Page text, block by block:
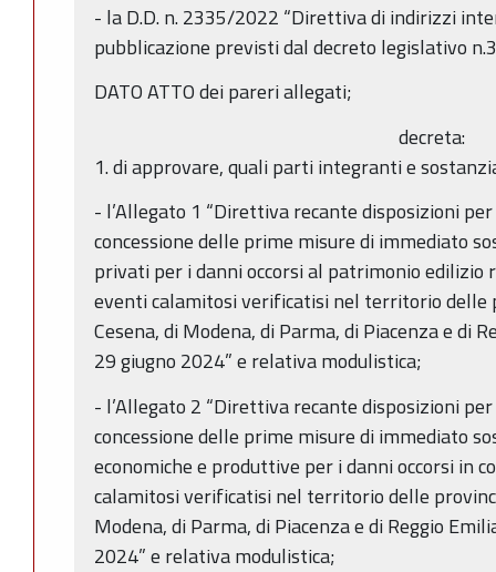
- la D.D. n. 2335/2022 “Direttiva di indirizzi
pubblicazione previsti dal decreto legislativo
DATO ATTO dei pareri allegati;
decreta:
1. di approvare, quali parti integranti e
- l’Allegato 1 “Direttiva recante disposizioni
concessione delle prime misure di immediato
privati per i danni occorsi al patrimonio edilizio
eventi calamitosi verificatisi nel territorio delle
Cesena, di Modena, di Parma, di Piacenza e di
29 giugno 2024” e relativa modulistica;
- l’Allegato 2 “Direttiva recante disposizioni
concessione delle prime misure di immediato
economiche e produttive per i danni occorsi in
calamitosi verificatisi nel territorio delle
Modena, di Parma, di Piacenza e di Reggio
2024” e relativa modulistica;